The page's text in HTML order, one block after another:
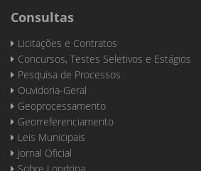
Consultas
Licitações e Contratos
Concursos, Testes Seletivos e Estágios
Pesquisa de Processos
Ouvidoria-Geral
Geoprocessamento
Georreferenciamento
Leis Municipais
Jornal Oficial